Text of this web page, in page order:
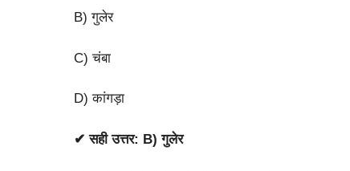
B) गुलेर
C) चंबा
D) कांगड़ा
✔ सही उत्तर: B) गुलेर